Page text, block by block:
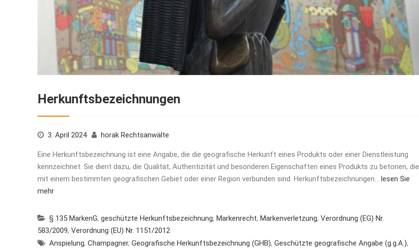
Herkunftsbezeichnungen
3. April 2024 horak Rechtsanwälte
Eine Herkunftsbezeichnung ist eine Angabe, die die geografische Herkunft eines Produkts oder einer Dienstleistung
kennzeichnet. Sie dient dazu, die Qualität, Authentizität und besonderen Eigenschaften eines Produkts zu betonen, die
mit einem bestimmten geografischen Gebiet oder einer Region verbunden sind. Herkunftsbezeichnungen… lesen Sie
mehr
§ 135 MarkenG, geschützte Herkunftsbezeichnung, Markenrecht, Markenverletzung, Verordnung (EG) Nr.
583/2009, Verordnung (EU) Nr. 1151/2012
Anspielung, Champagner, Geografische Herkunftsbezeichnung (GHB), Geschützte geografische Angabe (g.g.A.),